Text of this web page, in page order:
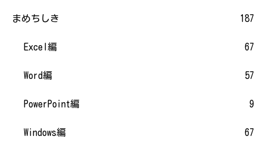
まめちしき 187
Excel編 67
Word編 57
PowerPoint編 9
Windows編 67